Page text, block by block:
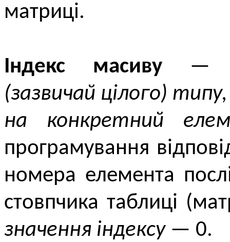
матриці.
Індекс масиву
(зазвичай цілого)
на конкретний
програмування
номера елемента
стовпчика таблиці
значення індексу— 0.